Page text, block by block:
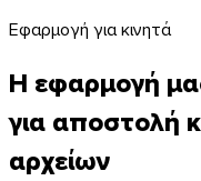
Εφαρμογή για κινητά
Η εφαρμογή
για αποστολή
αρχείων